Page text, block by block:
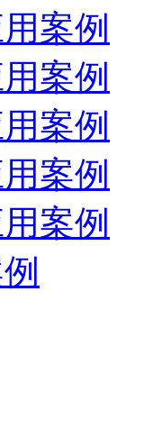
案例
案例
案例
案例
案例